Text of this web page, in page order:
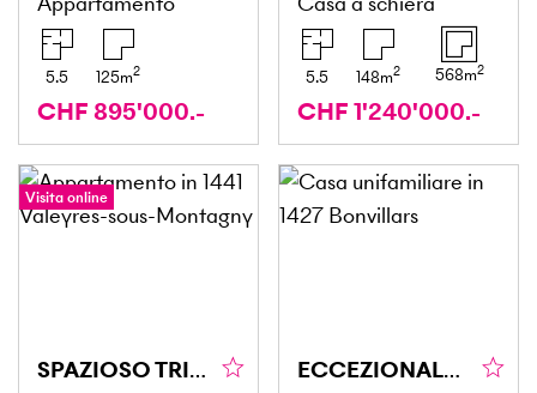
5.5 125m2
CHF 895'000.-
5.5 148m2 568m2
CHF 1'240'000.-
Visita online
SPAZIOSO TRIPLEX, TRANQUILLO, VICINO A MONTAGNY
ECCEZIONALE CON UN'AMPIA DISPONIBILITÀ DI TEMPO